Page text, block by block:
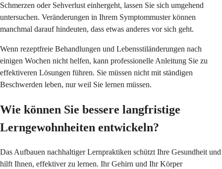
Schmerzen oder Sehverlust einhergeht, lassen Sie sich umgehend
untersuchen. Veränderungen in Ihrem Symptommuster können
manchmal darauf hindeuten, dass etwas anderes vor sich geht.
Wenn rezeptfreie Behandlungen und Lebensstiländerungen nach
einigen Wochen nicht helfen, kann professionelle Anleitung Sie zu
effektiveren Lösungen führen. Sie müssen nicht mit ständigen
Beschwerden leben, nur weil Sie lernen müssen.
Wie können Sie bessere langfristige
Lerngewohnheiten entwickeln?
Das Aufbauen nachhaltiger Lernpraktiken schützt Ihre Gesundheit und
hilft Ihnen, effektiver zu lernen. Ihr Gehirn und Ihr Körper